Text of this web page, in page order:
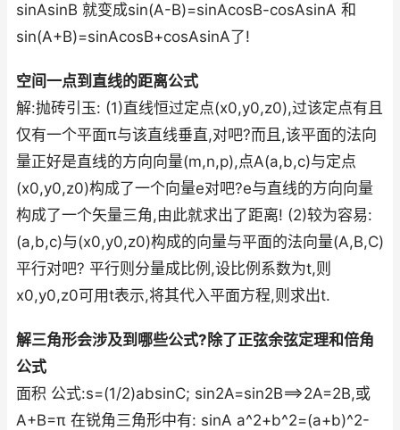
sinAsinB 就变成sin(A-B)=sinAcosB-cosAsinA 和
sin(A+B)=sinAcosB+cosAsinA了!
空间一点到直线的距离公式
解:抛砖引玉: (1)直线恒过定点(x0,y0,z0),过该定点有且
仅有一个平面π与该直线垂直,对吧?而且,该平面的法向
量正好是直线的方向向量(m,n,p),点A(a,b,c)与定点
(x0,y0,z0)构成了一个向量e对吧?e与直线的方向向量
构成了一个矢量三角,由此就求出了距离! (2)较为容易:
(a,b,c)与(x0,y0,z0)构成的向量与平面的法向量(A,B,C)
平行对吧? 平行则分量成比例,设比例系数为t,则
x0,y0,z0可用t表示,将其代入平面方程,则求出t.
解三角形会涉及到哪些公式?除了正弦余弦定理和倍角
公式
面积 公式:s=(1/2)absinC; sin2A=sin2B==>2A=2B,或
A+B=π 在锐角三角形中有: sinA a^2+b^2=(a+b)^2-